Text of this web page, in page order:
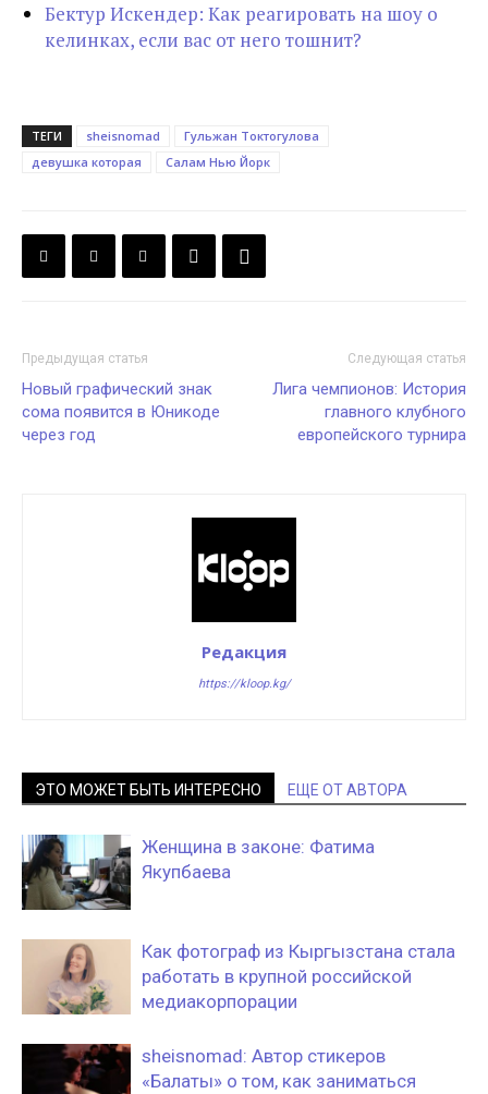
Бектур Искендер: Как реагировать на шоу о
келинках, если вас от него тошнит?
ТЕГИ sheisnomad
Гульжан Токтогулова
девушка которая
Салам Нью Йорк
Предыдущая статья
Новый графический знак
сома появится в Юникоде
через год
Следующая статья
Лига чемпионов: История
главного клубного
европейского турнира
Редакция
https://kloop.kg/
ЭТО МОЖЕТ БЫТЬ ИНТЕРЕСНО ЕЩЕ ОТ АВТОРА
Женщина в законе: Фатима
Якупбаева
Как фотограф из Кыргызстана стала
работать в крупной российской
медиакорпорации
sheisnomad: Автор стикеров
«Балаты» о том, как заниматься